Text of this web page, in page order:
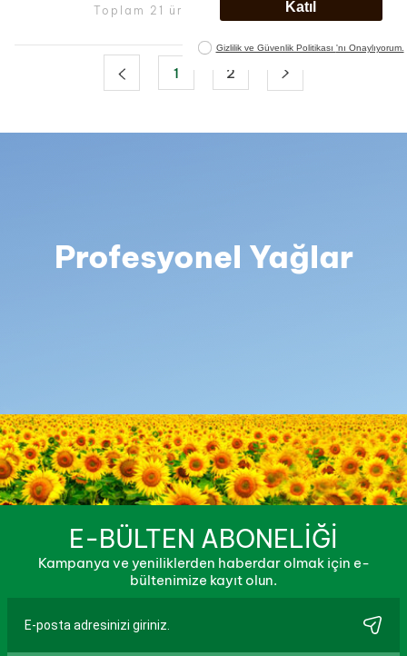
Toplam 21 ürün görüntüleniyor.
1 2
Profesyonel Yağlar
E-BÜLTEN ABONELİĞİ
Kampanya ve yeniliklerden haberdar olmak için e-
bültenimize kayıt olun.